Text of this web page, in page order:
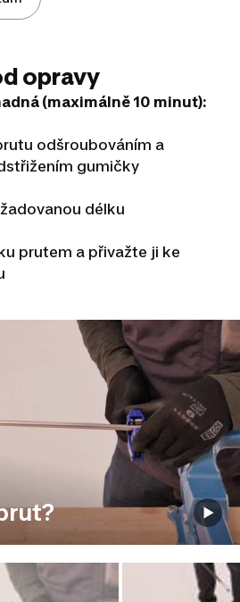
opravy
(maximálně 10 minut):
odšroubováním a
gumičky
délku
prutem a přivažte ji ke